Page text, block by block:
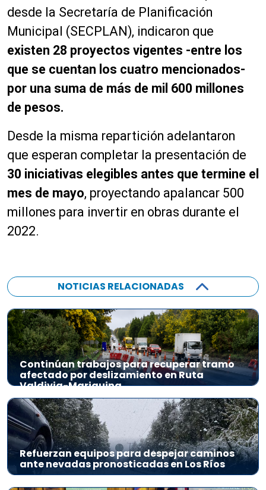
desde la Secretaría de Planificación
Municipal (SECPLAN), indicaron que
existen 28 proyectos vigentes -entre los
que se cuentan los cuatro mencionados-
por una suma de más de mil 600 millones
de pesos.
Desde la misma repartición adelantaron
que esperan completar la presentación de
30 iniciativas elegibles antes que termine el
mes de mayo, proyectando apalancar 500
millones para invertir en obras durante el
2022.
NOTICIAS RELACIONADAS
Continúan trabajos para recuperar tramo
afectado por deslizamiento en Ruta
Valdivia-Mariquina
Refuerzan equipos para despejar caminos
ante nevadas pronosticadas en Los Ríos